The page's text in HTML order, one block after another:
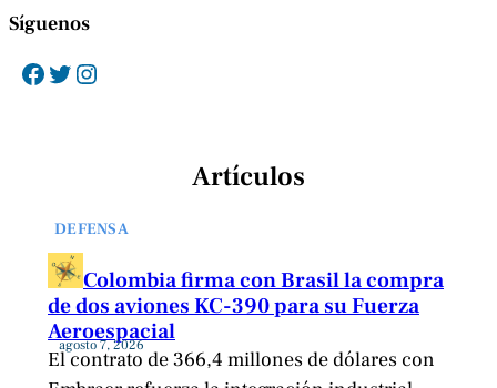
Síguenos
Facebook Twitter Instagram
Artículos
DEFENSA
Colombia firma con Brasil la compra
de dos aviones KC-390 para su Fuerza
Aeroespacial
agosto 7, 2026
El contrato de 366,4 millones de dólares con